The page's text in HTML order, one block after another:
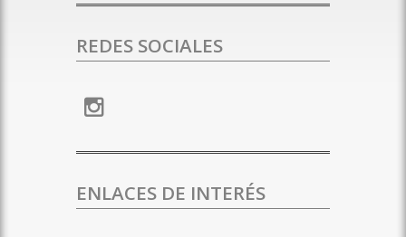
REDES SOCIALES
ENLACES DE INTERÉS